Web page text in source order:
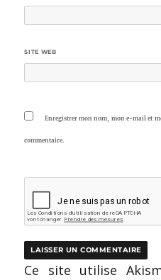
SITE WEB
Enregistrer mon nom, mon e-mail et
commentaire.
Ce site utilise